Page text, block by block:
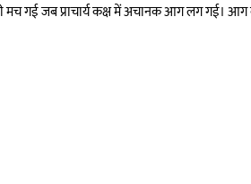
मच गई जब प्राचार्य कक्ष में अचानक आग लग गई।